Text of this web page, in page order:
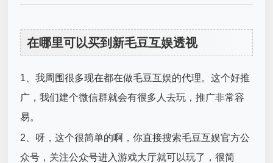
在哪里可以买到新毛豆互娱透视
1、我周围很多现在都在做毛豆互娱的代理。这个好推
广，我们建个微信群就会有很多人去玩，推广非常容
易。
2、呀，这个很简单的啊，你直接搜索毛豆互娱官方公
众号，关注公众号进入游戏大厅就可以玩了，很简